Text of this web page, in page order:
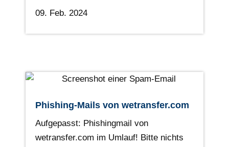
09. Feb. 2024
Phishing-Mails von wetransfer.com
Aufgepasst: Phishingmail von
wetransfer.com im Umlauf! Bitte nichts